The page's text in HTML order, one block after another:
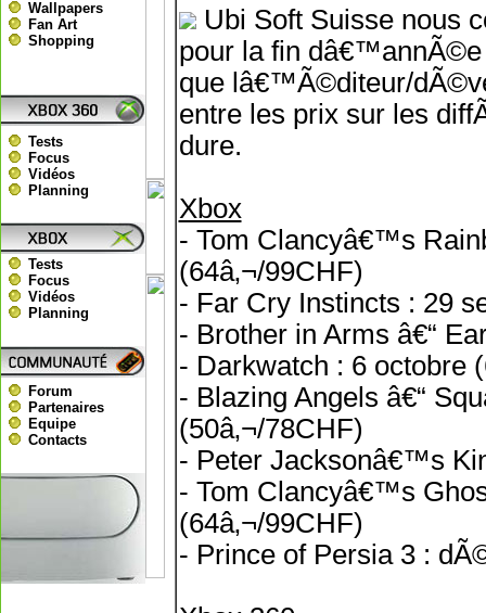
Wallpapers
Fan Art
Shopping
Tests
Focus
Vidéos
Planning
Tests
Focus
Vidéos
Planning
Forum
Partenaires
Equipe
Contacts
Ubi Soft Suisse nous
pour la fin dâ€™annÃ©e
que lâ€™Ã©diteur/
entre les prix sur les
dure.
Xbox
- Tom Clancyâ€™s
(64â‚¬/99CHF)
- Far Cry Instincts : 29
- Brother in Arms â€“
- Darkwatch : 6 octobre
- Blazing Angels â€“
(50â‚¬/78CHF)
- Peter Jacksonâ€™s
- Tom Clancyâ€™s
(64â‚¬/99CHF)
- Prince of Persia 3 :